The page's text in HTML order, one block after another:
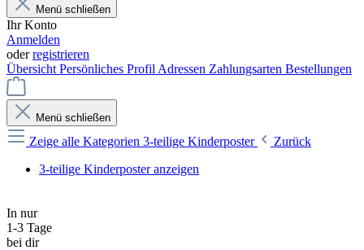
Menü schließen
Ihr Konto
Anmelden
oderregistrieren
Übersicht Persönliches Profil Adressen Zahlungsarten Bestellungen
Menü schließen
Zeige alle Kategorien 3-teilige Kinderposter
Zurück
3-teilige Kinderposter anzeigen
In nur
1-3 Tage
bei dir